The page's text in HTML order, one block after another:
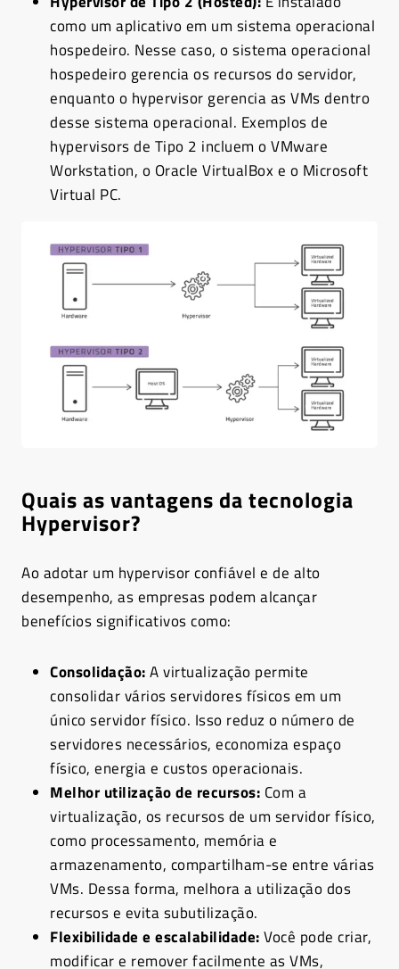
como um aplicativo em um sistema operacional
hospedeiro. Nesse caso, o sistema operacional
hospedeiro gerencia os recursos do servidor,
enquanto o hypervisor gerencia as VMs dentro
desse sistema operacional. Exemplos de
hypervisors de Tipo 2 incluem o VMware
Workstation, o Oracle VirtualBox e o Microsoft
Virtual PC.
Quais as vantagens da tecnologia
Hypervisor?
Ao adotar um hypervisor confiável e de alto
desempenho, as empresas podem alcançar
benefícios significativos como:
Consolidação:A virtualização permite
consolidar vários servidores físicos em um
único servidor físico. Isso reduz o número de
servidores necessários, economiza espaço
físico, energia e custos operacionais.
Melhor utilização de recursos: Com a
virtualização, os recursos de um servidor físico,
como processamento, memória e
armazenamento, compartilham-se entre várias
VMs. Dessa forma, melhora a utilização dos
recursos e evita subutilização.
Flexibilidade e escalabilidade:Você pode criar,
modificar e remover facilmente as VMs,